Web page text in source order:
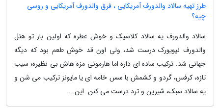
طرز تهیه سالاد والدورف آمریکایی ، فرق والدورف آمریکایی و روسی
چیه؟
سالاد والدورف یه سالاد کلاسیک و خوش عطره که اولین بار تو هتل
والدورف نیویورک درست شد، ولی اون قد خوش طعم بود که دیگه
جهانی شد. ترکیب ساده ای داره اما هارمونی مزه هاش بی نظیره؛ سیب
تازه، کرفس، گردو و کشمش با سس خامه ای یا مایونز ترکیب می شن و
یه سالاد سبک، شیرین و ترد درست می کنن. این...